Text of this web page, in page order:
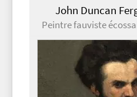
John Duncan
Peintre fauviste